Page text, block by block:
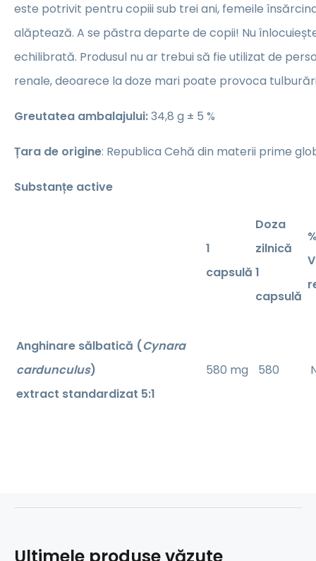
este potrivit pentru copiii sub trei ani, femeile
alăptează. A se păstra departe de copii! Nu
echilibrată. Produsul nu ar trebui să fie utilizat de
renale, deoarece la doze mari poate provoca
Greutatea ambalajului:34,8 g ± 5 %
Țara de origine: Republica Cehă din materii prime
Substanțe active
1
capsulă
Doza
zilnică
1
capsulă
Anghinare sălbatică (Cynara
cardunculus)
extract standardizat 5:1
580 mg 580